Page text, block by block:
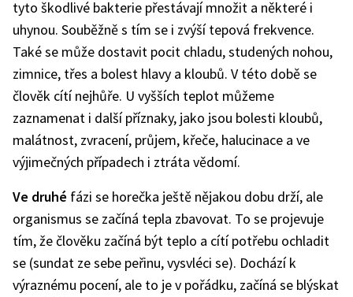
tyto škodlivé bakterie přestávají množit a některé i
uhynou. Souběžně s tím se i zvýší tepová frekvence.
Také se může dostavit pocit chladu, studených nohou,
zimnice, třes a bolest hlavy a kloubů. V této době se
člověk cítí nejhůře. U vyšších teplot můžeme
zaznamenat i další příznaky, jako jsou bolesti kloubů,
malátnost, zvracení, průjem, křeče, halucinace a ve
výjimečných případech i ztráta vědomí.
Ve druhé fázi se horečka ještě nějakou dobu drží, ale
organismus se začíná tepla zbavovat. To se projevuje
tím, že člověku začíná být teplo a cítí potřebu ochladit
se (sundat ze sebe peřinu, vysvléci se). Dochází k
výraznému pocení, ale to je v pořádku, začíná se blýskat